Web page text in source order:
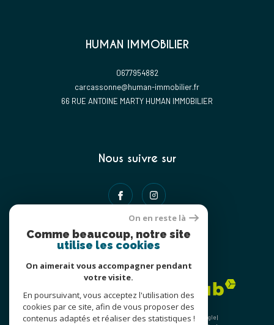
HUMAN IMMOBILIER
0677954882
carcassonne@human-immobilier.fr
66 RUE ANTOINE MARTY HUMAN IMMOBILIER
Nous suivre sur
Adhérents
© 2026 | Tous droits réservés | Traduction powered by Google |
On en reste là
Comme beaucoup, notre site
utilise les cookies
On aimerait vous accompagner pendant
votre visite.
En poursuivant, vous acceptez l'utilisation des
cookies par ce site, afin de vous proposer des
contenus adaptés et réaliser des statistiques !